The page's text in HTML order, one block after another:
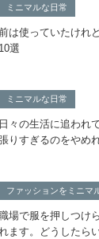
ミニマルな日常
は使っていたけれ
10選
ミニマルな日常
日々の生活に追われ
りすぎるのをやめ
ファッションをミニマ
場で服を押しつけ
ます。どうしたら